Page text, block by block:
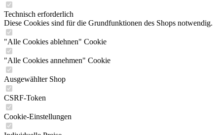
Technisch erforderlich
Diese Cookies sind für die Grundfunktionen des Shops notwendig.
"Alle Cookies ablehnen" Cookie
"Alle Cookies annehmen" Cookie
Ausgewählter Shop
CSRF-Token
Cookie-Einstellungen